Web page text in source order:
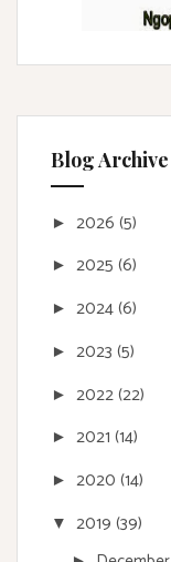
Blog Archive
► 2026 (5)
► 2025 (6)
► 2024(6)
► 2023 (5)
► 2022(22)
► 2021 (14)
► 2020 (14)
▼ 2019 (39)